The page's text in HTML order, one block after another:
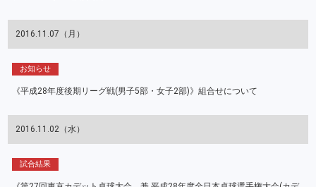
2016.11.07（月）
お知らせ
《平成28年度後期リーグ戦(男子5部・女子2部)》組合せについて
2016.11.02（水）
試合結果